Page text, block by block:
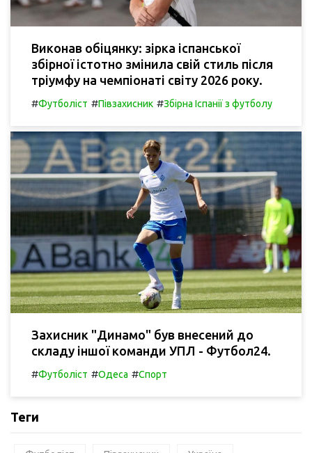
Виконав обіцянку: зірка іспанської
збірної істотно змінила свій стиль після
тріумфу на чемпіонаті світу 2026 року.
#Футболіст #Півзахисник #Збірна Іспанії з футболу
Захисник "Динамо" був внесений до
складу іншої команди УПЛ - Футбол24.
#Футболіст #Одеса #Спорт
Теги